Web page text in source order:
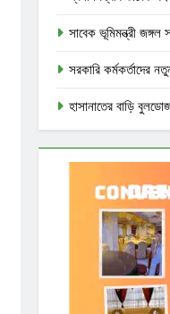
সাবেক ভূমিমন্ত্রী জঙ্গল
সরকারি কর্মকর্তাদের
হাসানাতের বাড়ি